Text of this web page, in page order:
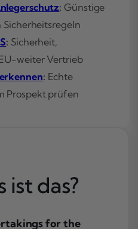
: Günstige
Sicherheitsregeln
: Sicherheit,
weiter Vertrieb
: Echte
Prospekt prüfen
ist das?
for the